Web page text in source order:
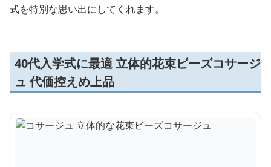
式を特別な思い出にしてくれます。
40代入学式に最適 立体的花束ビーズコサージ
ュ 代価控えめ上品